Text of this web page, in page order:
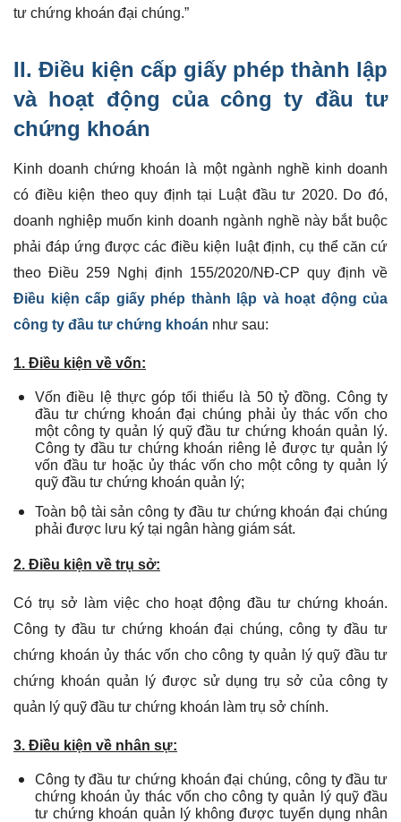
tư chứng khoán đại chúng.”
II. Điều kiện cấp giấy phép thành lập
và hoạt động của công ty đầu tư
chứng khoán
Kinh doanh chứng khoán là một ngành nghề kinh doanh
có điều kiện theo quy định tại Luật đầu tư 2020. Do đó,
doanh nghiệp muốn kinh doanh ngành nghề này bắt buộc
phải đáp ứng được các điều kiện luật định, cụ thể căn cứ
theo Điều 259 Nghị định 155/2020/NĐ-CP quy định về
Điều kiện cấp giấy phép thành lập và hoạt động của
công ty đầu tư chứng khoán như sau:
1. Điều kiện về vốn:
Vốn điều lệ thực góp tối thiểu là 50 tỷ đồng. Công ty
đầu tư chứng khoán đại chúng phải ủy thác vốn cho
một công ty quản lý quỹ đầu tư chứng khoán quản lý.
Công ty đầu tư chứng khoán riêng lẻ được tự quản lý
vốn đầu tư hoặc ủy thác vốn cho một công ty quản lý
quỹ đầu tư chứng khoán quản lý;
Toàn bộ tài sản công ty đầu tư chứng khoán đại chúng
phải được lưu ký tại ngân hàng giám sát.
2. Điều kiện về trụ sở:
Có trụ sở làm việc cho hoạt động đầu tư chứng khoán.
Công ty đầu tư chứng khoán đại chúng, công ty đầu tư
chứng khoán ủy thác vốn cho công ty quản lý quỹ đầu tư
chứng khoán quản lý được sử dụng trụ sở của công ty
quản lý quỹ đầu tư chứng khoán làm trụ sở chính.
3. Điều kiện về nhân sự:
Công ty đầu tư chứng khoán đại chúng, công ty đầu tư
chứng khoán ủy thác vốn cho công ty quản lý quỹ đầu
tư chứng khoán quản lý không được tuyển dụng nhân